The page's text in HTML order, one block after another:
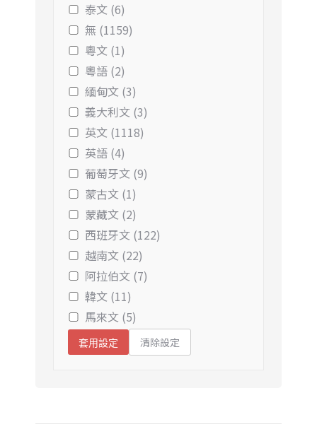
泰文 (6)
無 (1159)
粵文 (1)
粵語 (2)
緬甸文 (3)
義大利文 (3)
英文 (1118)
英語 (4)
葡萄牙文 (9)
蒙古文 (1)
蒙藏文 (2)
西班牙文 (122)
越南文 (22)
阿拉伯文 (7)
韓文 (11)
馬來文 (5)
套用設定 清除設定